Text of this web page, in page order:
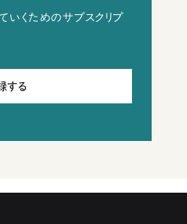
いくためのサブスクリプ
する